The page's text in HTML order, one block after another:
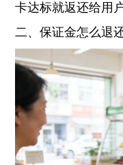
卡达标就返还给用户
二、保证金怎么退